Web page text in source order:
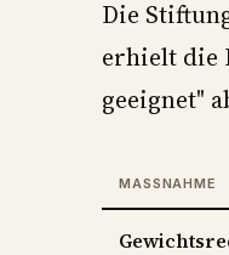
Die
erhielt die
geeignet"
MASSNAHME